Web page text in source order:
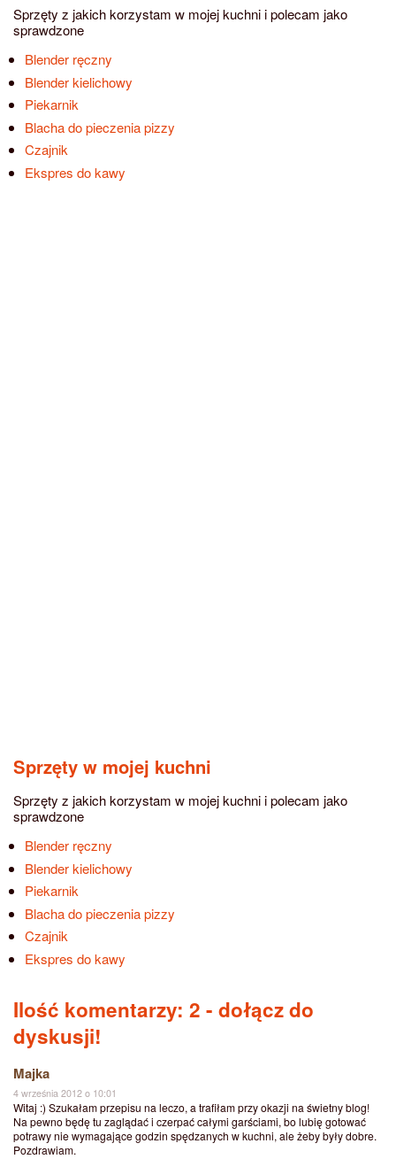
Sprzęty z jakich korzystam w mojej kuchni i polecam jako
sprawdzone
Blender ręczny
Blender kielichowy
Piekarnik
Blacha do pieczenia pizzy
Czajnik
Ekspres do kawy
Sprzęty w mojej kuchni
Sprzęty z jakich korzystam w mojej kuchni i polecam jako
sprawdzone
Blender ręczny
Blender kielichowy
Piekarnik
Blacha do pieczenia pizzy
Czajnik
Ekspres do kawy
Ilość komentarzy: 2 - dołącz do
dyskusji!
Majka
4 września 2012 o 10:01
Witaj :) Szukałam przepisu na leczo, a trafiłam przy okazji na świetny blog!
Na pewno będę tu zaglądać i czerpać całymi garściami, bo lubię gotować
potrawy nie wymagające godzin spędzanych w kuchni, ale żeby były dobre.
Pozdrawiam.